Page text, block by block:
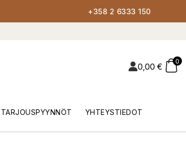
+358 2 6333 150
0,00 €
0
TARJOUSPYYNNÖT YHTEYSTIEDOT